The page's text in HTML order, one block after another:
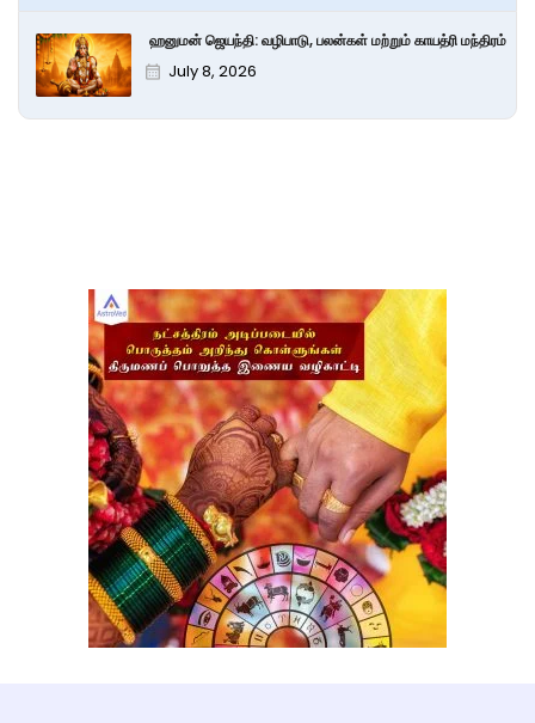
ஹனுமன் ஜெயந்தி: வழிபாடு, பலன்கள் மற்றும் காயத்ரி மந்திரம்
July 8, 2026